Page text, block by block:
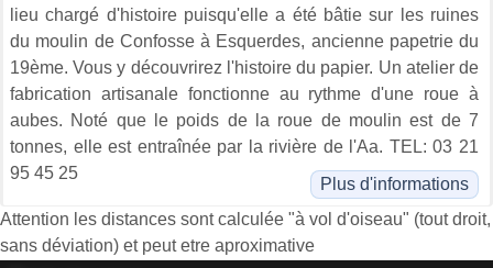
lieu chargé d'histoire puisqu'elle a été bâtie sur les ruines
du moulin de Confosse à Esquerdes, ancienne papetrie du
19ème. Vous y découvrirez l'histoire du papier. Un atelier de
fabrication artisanale fonctionne au rythme d'une roue à
aubes. Noté que le poids de la roue de moulin est de 7
tonnes, elle est entraînée par la rivière de l'Aa. TEL: 03 21
95 45 25
Plus d'informations
Attention les distances sont calculée "à vol d'oiseau" (tout droit,
sans déviation) et peut etre aproximative